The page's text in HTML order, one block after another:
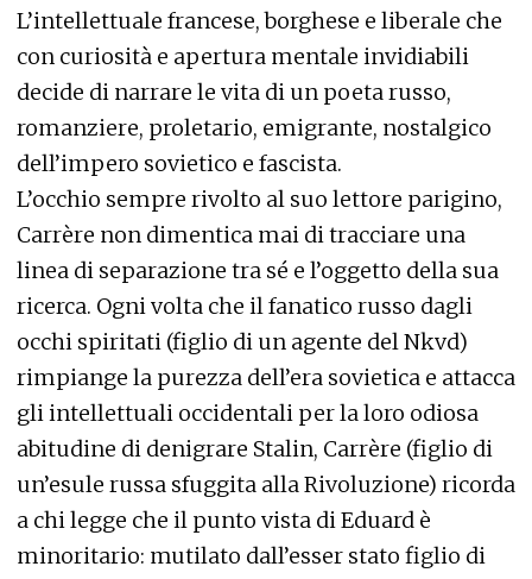
L’intellettuale francese, borghese e liberale che
con curiosità e apertura mentale invidiabili
decide di narrare le vita di un poeta russo,
romanziere, proletario, emigrante, nostalgico
dell’impero sovietico e fascista.
L’occhio sempre rivolto al suo lettore parigino,
Carrère non dimentica mai di tracciare una
linea di separazione tra sé e l’oggetto della sua
ricerca. Ogni volta che il fanatico russo dagli
occhi spiritati (figlio di un agente del Nkvd)
rimpiange la purezza dell’era sovietica e attacca
gli intellettuali occidentali per la loro odiosa
abitudine di denigrare Stalin, Carrère (figlio di
un’esule russa sfuggita alla Rivoluzione) ricorda
a chi legge che il punto vista di Eduard è
minoritario: mutilato dall’esser stato figlio di